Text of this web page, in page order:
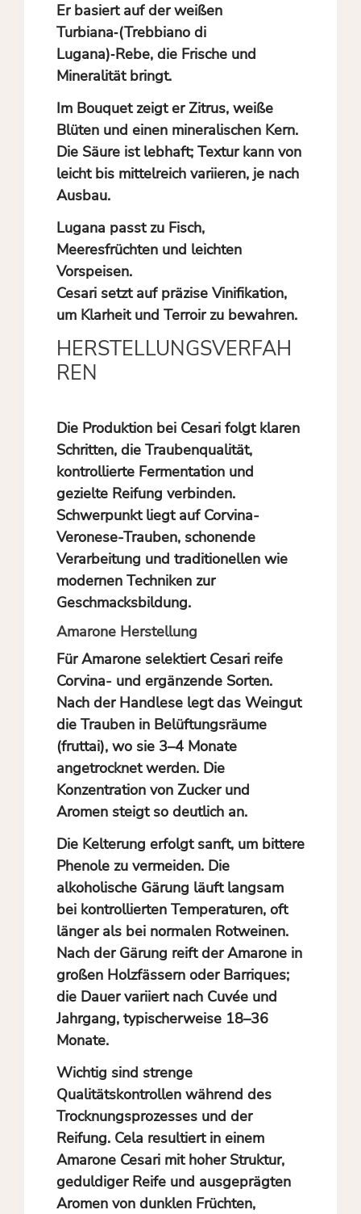
Er basiert auf der weißen
Turbiana‑(Trebbiano di
Lugana)‑Rebe, die Frische und
Mineralität bringt.
Im Bouquet zeigt er Zitrus, weiße
Blüten und einen mineralischen Kern.
Die Säure ist lebhaft; Textur kann von
leicht bis mittelreich variieren, je nach
Ausbau.
Lugana passt zu Fisch,
Meeresfrüchten und leichten
Vorspeisen.
Cesari setzt auf präzise Vinifikation,
um Klarheit und Terroir zu bewahren.
HERSTELLUNGSVERFAH
REN
Die Produktion bei Cesari folgt klaren
Schritten, die Traubenqualität,
kontrollierte Fermentation und
gezielte Reifung verbinden.
Schwerpunkt liegt auf Corvina-
Veronese-Trauben, schonende
Verarbeitung und traditionellen wie
modernen Techniken zur
Geschmacksbildung.
Amarone Herstellung
Für Amarone selektiert Cesari reife
Corvina- und ergänzende Sorten.
Nach der Handlese legt das Weingut
die Trauben in Belüftungsräume
(fruttai), wo sie 3–4 Monate
angetrocknet werden. Die
Konzentration von Zucker und
Aromen steigt so deutlich an.
Die Kelterung erfolgt sanft, um bittere
Phenole zu vermeiden. Die
alkoholische Gärung läuft langsam
bei kontrollierten Temperaturen, oft
länger als bei normalen Rotweinen.
Nach der Gärung reift der Amarone in
großen Holzfässern oder Barriques;
die Dauer variiert nach Cuvée und
Jahrgang, typischerweise 18–36
Monate.
Wichtig sind strenge
Qualitätskontrollen während des
Trocknungsprozesses und der
Reifung. Cela resultiert in einem
Amarone Cesari mit hoher Struktur,
geduldiger Reife und ausgeprägten
Aromen von dunklen Früchten,